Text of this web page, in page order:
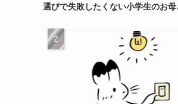
選びで失敗したくない小学生のお